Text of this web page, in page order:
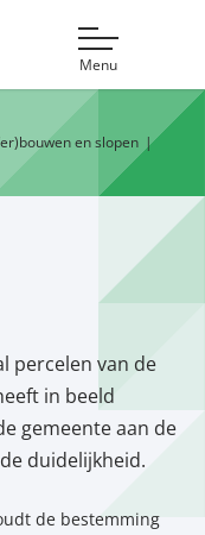
Menu
en slopen
percelen van de
in beeld
gemeente aan de
duidelijkheid.
de bestemming